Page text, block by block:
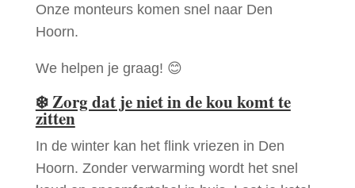
Onze monteurs komen snel naar Den
Hoorn.
We helpen je graag! 😊
❄️Zorg dat je niet in de kou komt te
zitten
In de winter kan het flink vriezen in Den
Hoorn. Zonder verwarming wordt het snel